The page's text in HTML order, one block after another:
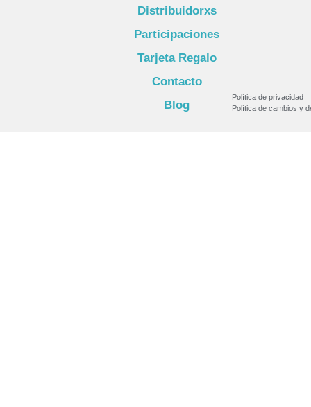
Distribuidorxs
Participaciones
Tarjeta Regalo
Contacto
Blog
Política de privacidad
Política de cambios y